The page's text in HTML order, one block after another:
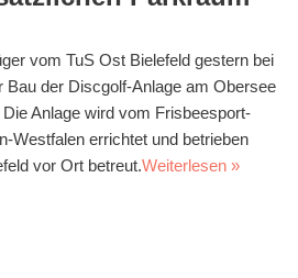
vom TuS Ost Bielefeld gestern bei
Bau der Discgolf-Anlage am Obersee
Anlage wird vom Frisbeesport-
Westfalen errichtet und betrieben
vor Ort betreut.Weiterlesen »